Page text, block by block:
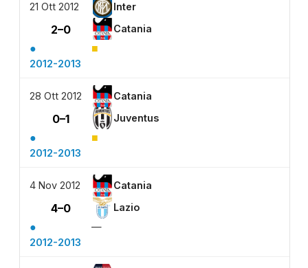
21 Ott 2012 Inter
2–0 Catania
● ■
2012-2013
28 Ott 2012 Catania
0–1 Juventus
● ■
2012-2013
4 Nov 2012 Catania
4–0 Lazio
●
—
2012-2013